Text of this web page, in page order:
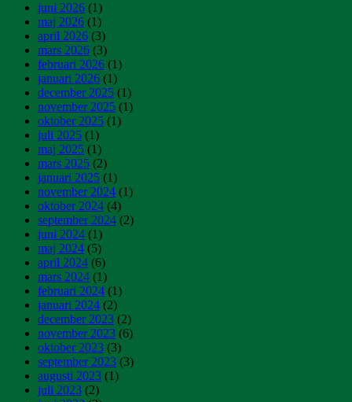
juni 2026 (1)
maj 2026 (1)
april 2026 (3)
mars 2026 (3)
februari 2026 (1)
januari 2026 (1)
december 2025 (1)
november 2025 (1)
oktober 2025 (1)
juli 2025 (1)
maj 2025 (1)
mars 2025 (2)
januari 2025 (1)
november 2024 (1)
oktober 2024 (4)
september 2024 (2)
juni 2024 (1)
maj 2024 (5)
april 2024 (6)
mars 2024 (1)
februari 2024 (1)
januari 2024 (2)
december 2023 (2)
november 2023 (6)
oktober 2023 (3)
september 2023 (3)
augusti 2023 (1)
juli 2023 (2)